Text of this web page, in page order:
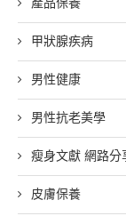
產品保養
甲狀腺疾病
男性健康
男性抗老美學
瘦身文獻 網路分
皮膚保養